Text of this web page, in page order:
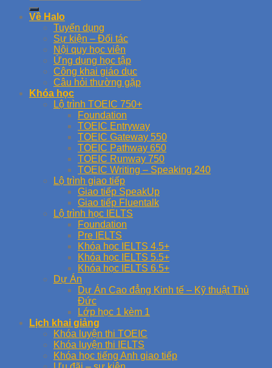
Về Halo
Tuyển dụng
Sự kiện – Đối tác
Nội quy học viên
Ứng dụng học tập
Công khai giáo dục
Câu hỏi thường gặp
Khóa học
Lộ trình TOEIC 750+
Foundation
TOEIC Entryway
TOEIC Gateway 550
TOEIC Pathway 650
TOEIC Runway 750
TOEIC Writing – Speaking 240
Lộ trình giao tiếp
Giao tiếp SpeakUp
Giao tiếp Fluentalk
Lộ trình học IELTS
Foundation
Pre IELTS
Khóa học IELTS 4.5+
Khóa học IELTS 5.5+
Khóa học IELTS 6.5+
Dự Án
Dự Án Cao đẳng Kinh tế – Kỹ thuật Thủ
Đức
Lớp học 1 kèm 1
Lịch khai giảng
Khóa luyện thi TOEIC
Khóa luyện thi IELTS
Khóa học tiếng Anh giao tiếp